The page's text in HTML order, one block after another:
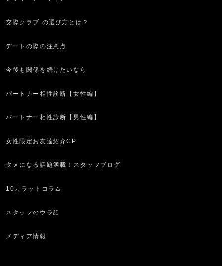
交際クラブ の選び方とは？
デートの際の注意点
今後も関係を続けたいなら
パートナー相性診断【女性編】
パートナー相性診断【男性編】
女性限定お友達紹介CP
タメになる話題満載！スタッフブログ
10カラットコラム
スタッフのウラ話
メディア情報